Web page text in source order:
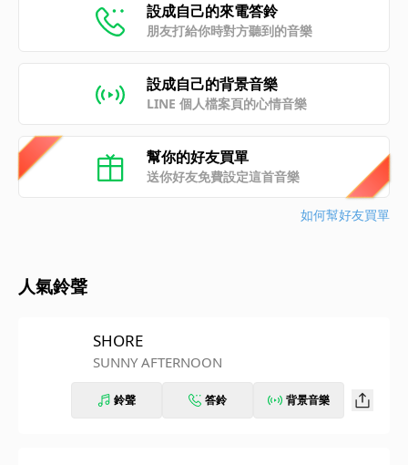
設成自己的來電答鈴
朋友打給你時對方聽到的音樂
設成自己的背景音樂
LINE 個人檔案頁的心情音樂
幫你的好友買單
送你好友免費設定這首音樂
如何幫好友買單
人氣鈴聲
SHORE
SUNNY AFTERNOON
鈴聲 答鈴 背景音樂